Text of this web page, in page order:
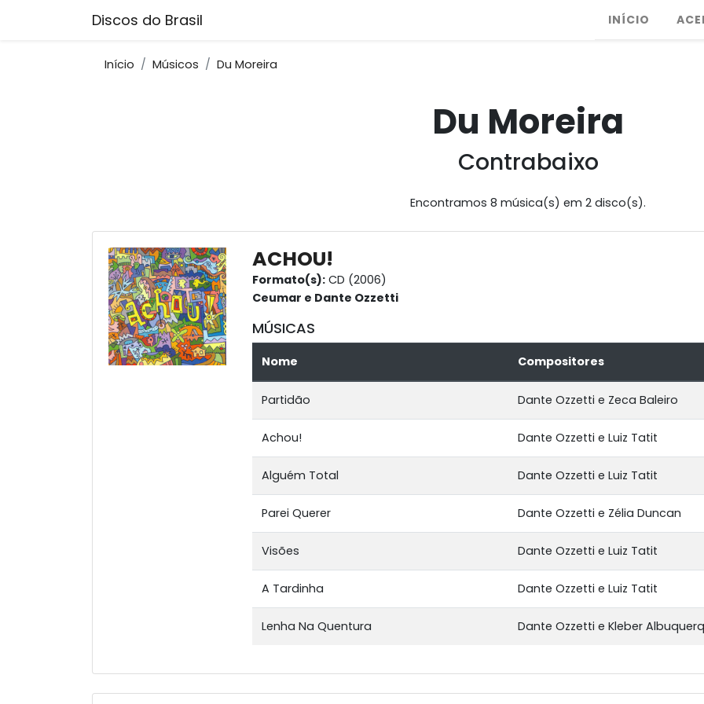
Discos do Brasil INÍCIO
Início Músicos Du Moreira
Du Moreira
Contrabaixo
Encontramos 8 música(s) em 2 disco(s).
ACHOU!
Formato(s): CD (2006)
Ceumar e Dante Ozzetti
MÚSICAS
Nome Compositores
Partidão Dante Ozzetti e Zeca Baleiro
Achou! Dante Ozzetti e Luiz Tatit
Alguém Total Dante Ozzetti e Luiz Tatit
Parei Querer Dante Ozzetti e Zélia Duncan
Visões Dante Ozzetti e Luiz Tatit
A Tardinha Dante Ozzetti e Luiz Tatit
Lenha Na Quentura Dante Ozzetti e Kleber